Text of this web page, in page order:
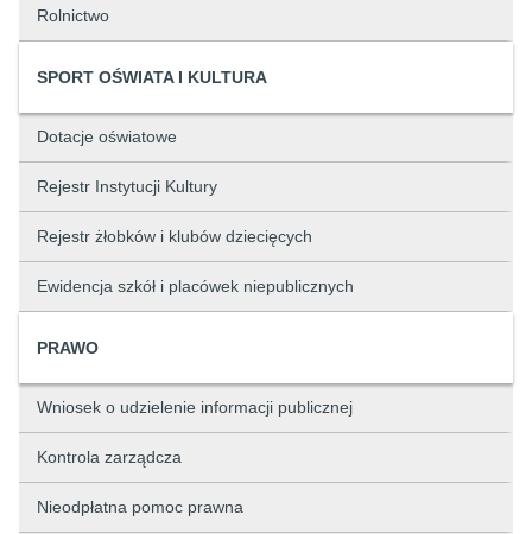
Rolnictwo
SPORT OŚWIATA I KULTURA
Dotacje oświatowe
Rejestr Instytucji Kultury
Rejestr żłobków i klubów dziecięcych
Ewidencja szkół i placówek niepublicznych
PRAWO
Wniosek o udzielenie informacji publicznej
Kontrola zarządcza
Nieodpłatna pomoc prawna